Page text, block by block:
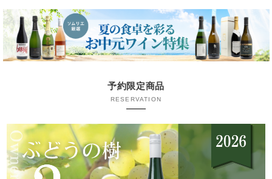
予約限定商品
RESERVATION